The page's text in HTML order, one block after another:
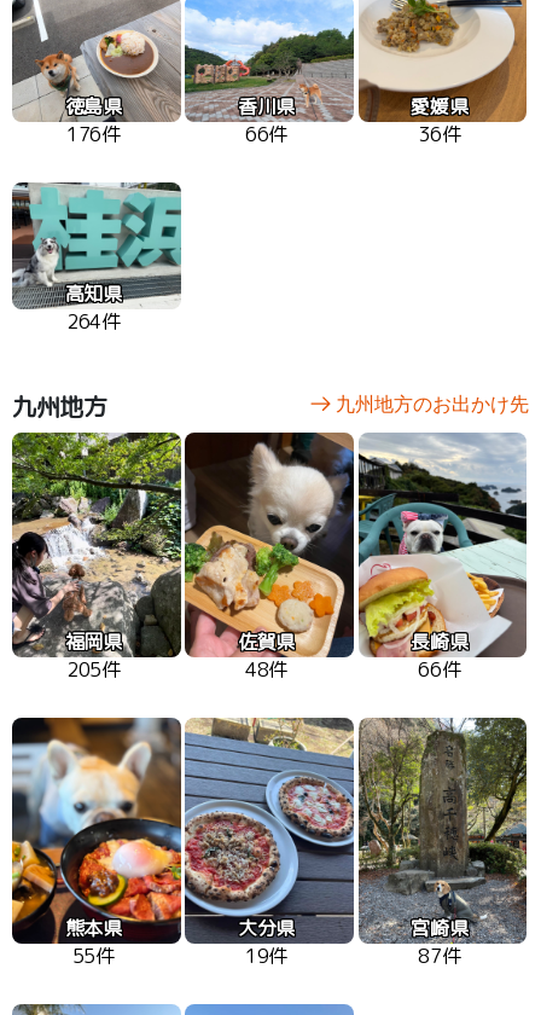
徳島県
176件
香川県
66件
愛媛県
36件
高知県
264件
九州地方 九州地方のお出かけ先
福岡県
205件
佐賀県
48件
長崎県
66件
熊本県
55件
大分県
19件
宮崎県
87件